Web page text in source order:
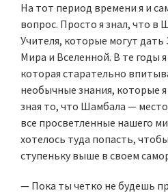
На тот период времени я и
вопрос. Просто я знал, что в
Учителя, которые могут дать
Мира и Вселенной. В те годы
которая старательно
необычные знания, которые
зная то, что Шамбала —
все просветленные нашего
хотелось туда попасть,
ступеньку выше в своем
— Пока ты четко не будешь